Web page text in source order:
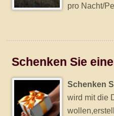
pro Nacht/
Schenken Sie
Schenken
wird mit die